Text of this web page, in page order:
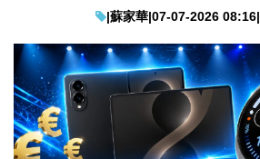
|蘇家華|07-07-2026 08:16|